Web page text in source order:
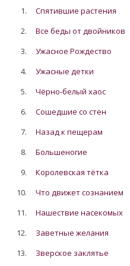
1.
Спятившие растения
2.
Все беды от двойников
3.
Ужасное Рождество
4.
Ужасные детки
5.
Чёрно-белый хаос
6.
Сошедшие со стен
7.
Назад к пещерам
8.
Большеногие
9.
Королевская тётка
10.
Что движет сознанием
11.
Нашествие насекомых
12.
Заветные желания
13.
Зверское заклятье